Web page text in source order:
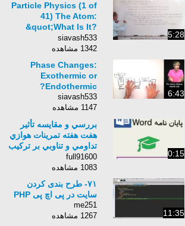
5:28
Particle Physics (1 of
41) The Atom:
&quot;What Is It?
&quot;
siavash533
1342 مشاهده
6:43
Phase Changes:
Exothermic or
Endothermic?
siavash533
1147 مشاهده
0:15
بررسي و مقايسه تأثير
هفت هفته تمرينات هوازي
تداومي و تناوبي بر تركيب
بدن و توان هوازي
دانش‌آموزان
full91600
1083 مشاهده
11:35
۷۱- طرح بندی کردن
سایت در پی اچ پی PHP
me251
1267 مشاهده